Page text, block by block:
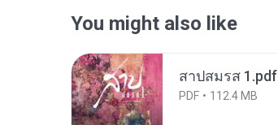
You might also like
สาปสมรส 1.pdf
PDF 112.4 MB